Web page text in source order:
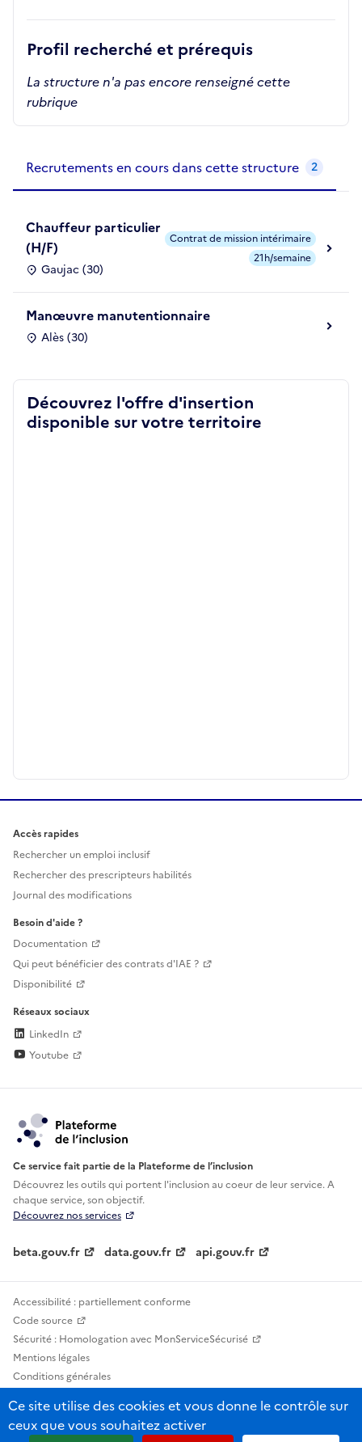
Profil recherché et prérequis
La structure n'a pas encore renseigné cette
rubrique
Recrutements en cours dans cette structure 2
Chauffeur particulier
(H/F)
Gaujac (30)
Contrat de mission intérimaire
21h/semaine
Manœuvre manutentionnaire
Alès (30)
Découvrez l'offre d'insertion
disponible sur votre territoire
Accès rapides
Rechercher un emploi inclusif
Rechercher des prescripteurs habilités
Journal des modifications
Besoin d'aide ?
Documentation
Qui peut bénéficier des contrats d'IAE ?
Disponibilité
Réseaux sociaux
LinkedIn
Youtube
Ce service fait partie de la Plateforme de l’inclusion
Découvrez les outils qui portent l'inclusion aucoeur de leur service. A
chaque service, son objectif.
Découvrez nos services
beta.gouv.fr data.gouv.fr api.gouv.fr
Accessibilité : partiellement conforme
Code source
Sécurité : Homologation avec MonServiceSécurisé
Mentions légales
Conditions générales
Statistiques, lexiques et indicateurs
Sauf mention contraire, tous les contenus de ce site sont sous licence
Ce site utilise des cookies et vous donne le contrôle sur
ceux que vous souhaitez activer